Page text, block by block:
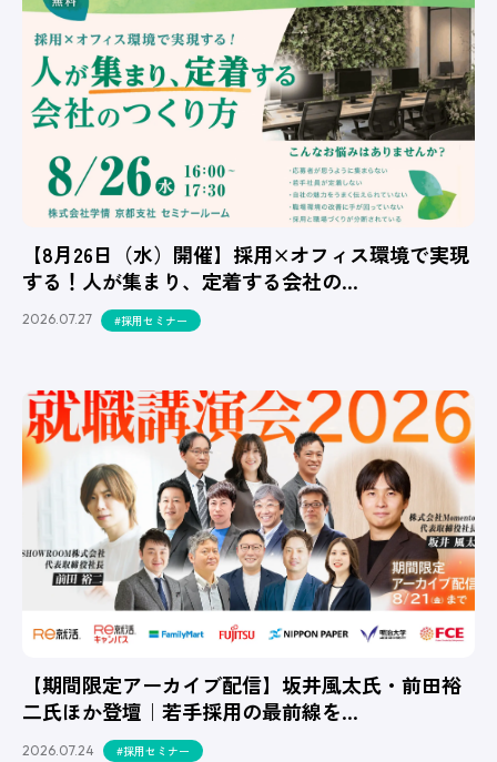
【8月26日（水）開催】採用×オフィス環境で実現
する！人が集まり、定着する会社の…
2026.07.27 #採用セミナー
【期間限定アーカイブ配信】坂井風太氏・前田裕
二氏ほか登壇｜若手採用の最前線を…
2026.07.24 #採用セミナー